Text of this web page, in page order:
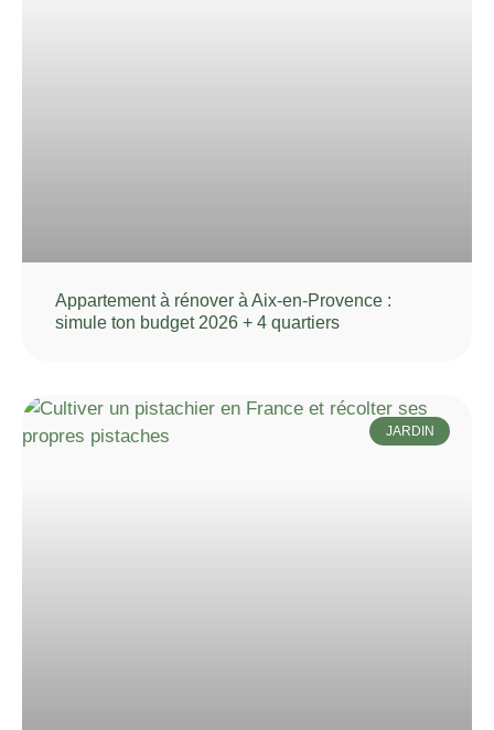
Appartement à rénover à Aix-en-Provence :
simule ton budget 2026 + 4 quartiers
JARDIN